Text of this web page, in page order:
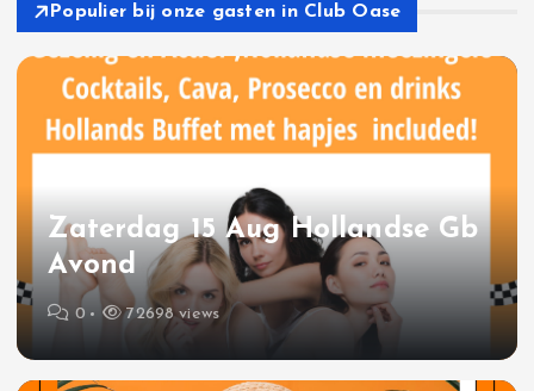
Populier bij onze gasten in Club Oase
Zaterdag 15 Aug Hollandse Gb
Avond
0 72698 views